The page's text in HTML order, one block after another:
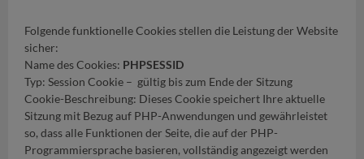
Folgende funktionelle Cookies stellen die Leistung der Website
sicher:
Name des Cookies: PHPSESSID
Typ: Session Cookie – gültig bis zum Ende der Sitzung
Cookie-Beschreibung: Dieses Cookie speichert Ihre aktuelle
Sitzung mit Bezug auf PHP-Anwendungen und gewährleistet
so, dass alle Funktionen der Seite, die auf der PHP-
Programmiersprache basieren, vollständig angezeigt werden